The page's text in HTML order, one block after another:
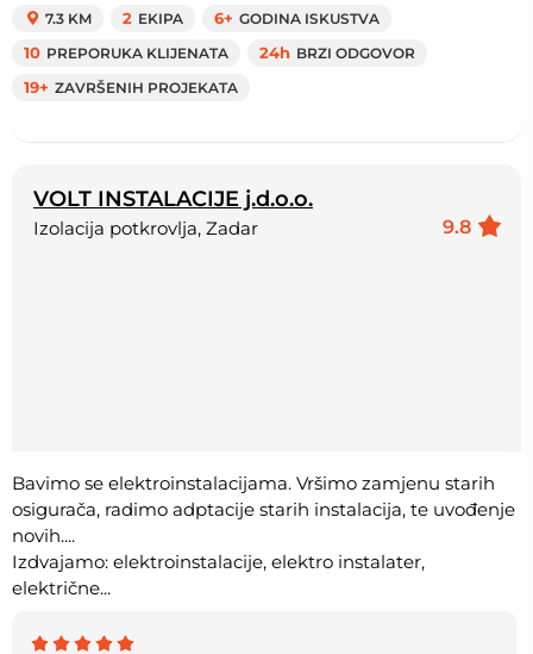
7.3 KM 2 EKIPA 6+ GODINA ISKUSTVA
10 PREPORUKA KLIJENATA 24h BRZI ODGOVOR
19+ ZAVRŠENIH PROJEKATA
VOLT INSTALACIJE j.d.o.o.
9.8
Izolacija potkrovlja, Zadar
Bavimo se elektroinstalacijama. Vršimo zamjenu starih
osigurača, radimo adptacije starih instalacija, te uvođenje
novih....
Izdvajamo: elektroinstalacije, elektro instalater,
električne...